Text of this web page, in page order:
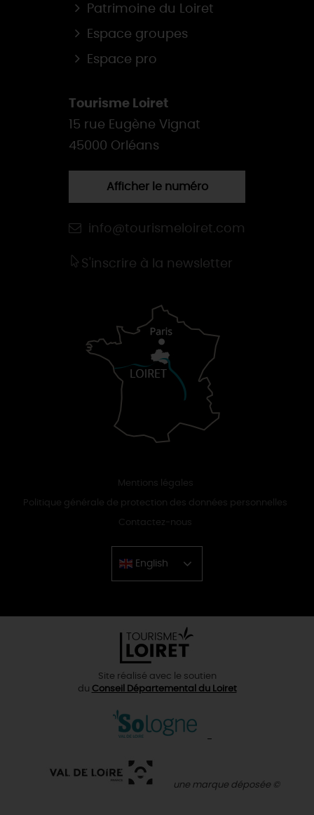
Patrimoine du Loiret
Espace groupes
Espace pro
Tourisme Loiret
15 rue Eugène Vignat
45000 Orléans
Afficher le numéro
info@tourismeloiret.com
S'inscrire à la newsletter
Mentions légales
Politique générale de protection des données personnelles
Contactez-nous
English
Chinese
Site réalisé avec le soutien
du Conseil Départemental du Loiret
une marque déposée ©